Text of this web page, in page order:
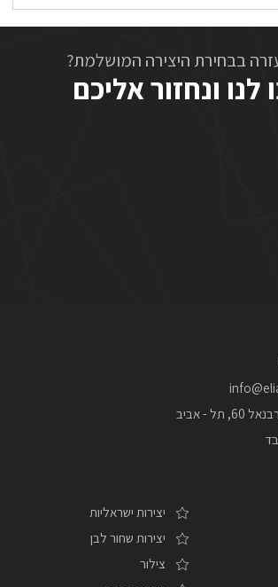
בבחירת היצירה המושלמת?
לנו ונחזור אליכם
- אביב
יצירות ישראליות
יצירות שחור לבן
צילור